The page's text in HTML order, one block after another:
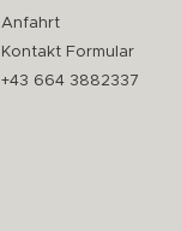
Anfahrt
Kontakt Formular
+43 664 3882337